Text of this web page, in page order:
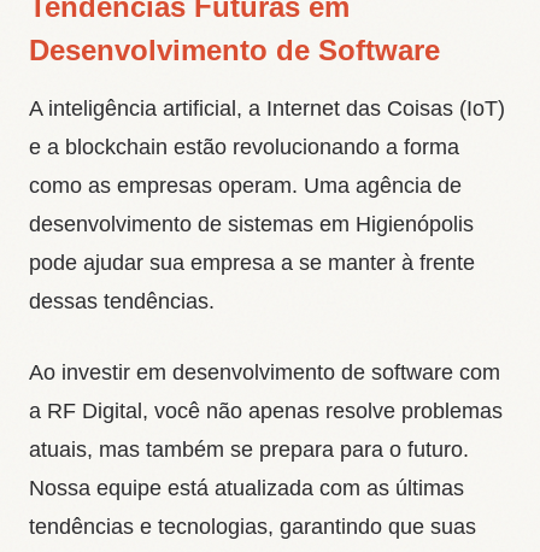
Desenvolvimento de Software
A inteligência artificial, a Internet das Coisas (IoT)
e a blockchain estão revolucionando a forma
como as empresas operam. Uma agência de
desenvolvimento de sistemas em Higienópolis
pode ajudar sua empresa a se manter à frente
dessas tendências.
Ao investir em desenvolvimento de software com
a RF Digital, você não apenas resolve problemas
atuais, mas também se prepara para o futuro.
Nossa equipe está atualizada com as últimas
tendências e tecnologias, garantindo que suas